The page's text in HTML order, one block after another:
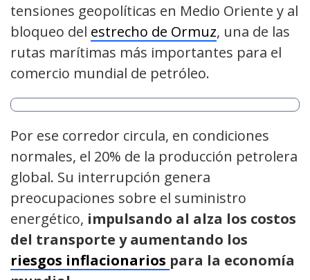
tensiones geopolíticas en Medio Oriente y al
bloqueo del estrecho de Ormuz, una de las
rutas marítimas más importantes para el
comercio mundial de petróleo.
Por ese corredor circula, en condiciones
normales, el 20% de la producción petrolera
global. Su interrupción genera
preocupaciones sobre el suministro
energético, impulsando al alza los costos
del transporte y aumentando los
riesgos inflacionarios para la economía